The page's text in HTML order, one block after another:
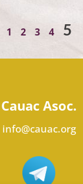
1 2 3 4 5
Cauac Asoc.
info@cauac.org